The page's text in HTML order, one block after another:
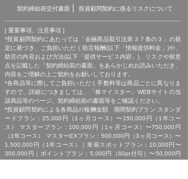
契約締結前交付書面
投資顧問契約に係るリスクについて
[ 重要事項、注意事項 ]
*投資顧問契約にあたっては「金融商品取引法第３７条の３」の規
定に基づき、ご負担いただく助言報酬(以下「情報提供料金」)や、
助言の内容および方法(以下「提供サービス内容」)、リスクや留意
点を記載した「契約締結前の書面」をあらかじめお読みいただき、
内容をご理解の上ご契約をお願いしております。
*各商品等に際してご負担いただく手数料等は商品ごとに異なりま
すので、詳細につきましては、「株マイスター」WEBサイトの当
該商品等のページ、契約締結前の書面等をご確認ください。
*投資顧問契約による各商品の報酬金額 期間契約プラン スタンダ
ードプラン：25,000円（1ヶ月コース）〜150,000円（1年コー
ス） マスタープラン：100,000円（1ヶ月コース）〜750,000円
（1年コース） マスターEXプラン：500,000円（3ヶ月コース）〜
1,500,000円（1年コース）｜単発スポットプラン：10,000円〜
300,000円｜ポイントプラン：5,000円（60pt付与）〜50,000円